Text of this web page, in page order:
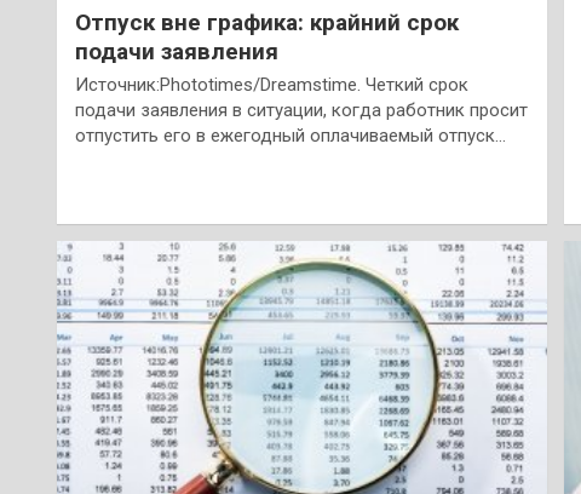
Отпуск вне графика: крайний срок
подачи заявления
Источник:Phototimes/Dreamstime. Четкий срок
подачи заявления в ситуации, когда работник просит
отпустить его в ежегодный оплачиваемый отпуск…